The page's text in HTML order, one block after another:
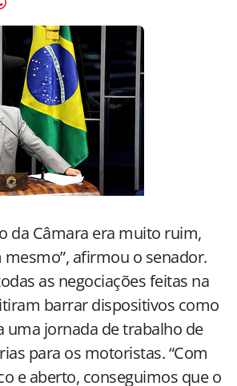
da Câmara era muito ruim,
afirmou o senador.
as negociações feitas na
barrar dispositivos como
uma jornada de trabalho de
para os motoristas. “Com
e aberto, conseguimos que o